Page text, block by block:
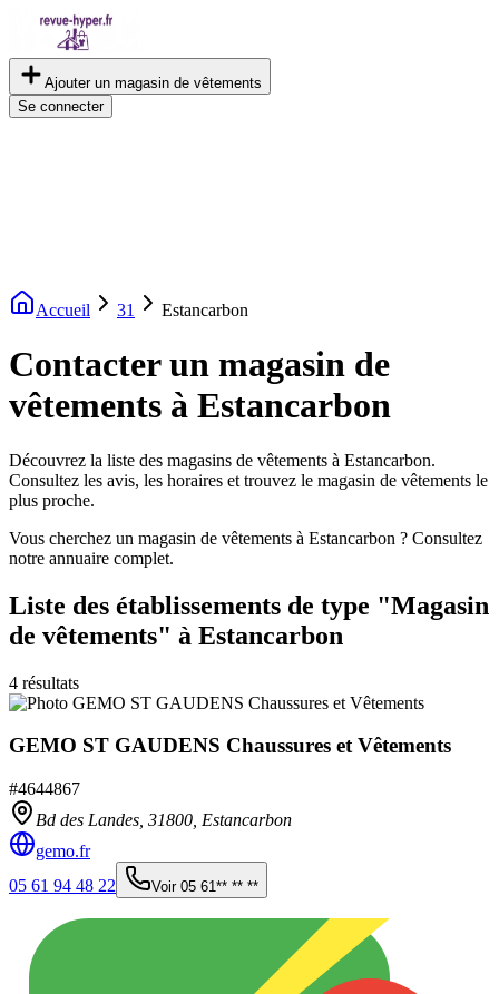
Ajouter un magasin de vêtements
Se connecter
Accueil 31 Estancarbon
Contacter un magasin de
vêtements à Estancarbon
Découvrez la liste des magasins de vêtements à Estancarbon.
Consultez les avis, les horaires et trouvez le magasin de vêtements le
plus proche.
Vous cherchez un magasin de vêtements à Estancarbon ? Consultez
notre annuaire complet.
Liste des établissements de type "Magasin
de vêtements" à Estancarbon
4 résultats
GEMO ST GAUDENS Chaussures et Vêtements
#4644867
Bd des Landes, 31800 Estancarbon
gemo.fr
05 61 94 48 22
Voir 05 61** ** **